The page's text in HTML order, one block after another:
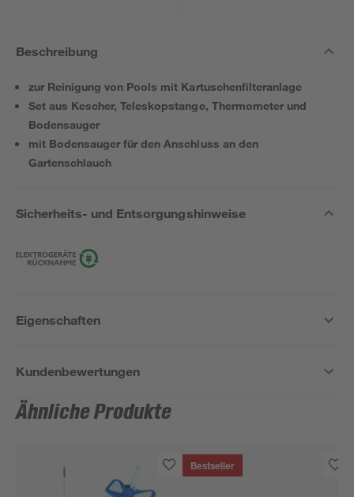
Beschreibung
zur Reinigung von Pools mit Kartuschenfilteranlage
Set aus Kescher, Teleskopstange, Thermometer und
Bodensauger
mit Bodensauger für den Anschluss an den
Gartenschlauch
Sicherheits- und Entsorgungshinweise
Eigenschaften
Kundenbewertungen
Ähnliche Produkte
Bestseller